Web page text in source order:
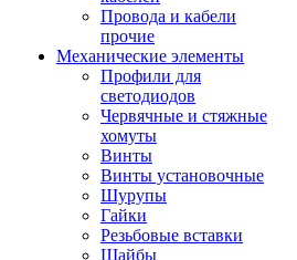
Провода и кабели
прочие
Механические элементы
Профили для
светодиодов
Червячные и стяжные
хомуты
Винты
Винты установочные
Шурупы
Гайки
Резьбовые вставки
Шайбы